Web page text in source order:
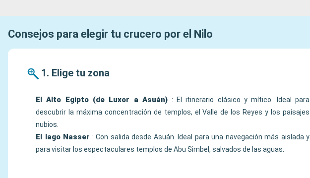
Consejos para elegir tu crucero por el Nilo
1. Elige tu zona
El Alto Egipto (de Luxor a Asuán) : El itinerario clásico y mítico. Ideal para
descubrir la máxima concentración de templos, el Valle de los Reyes y los paisajes
nubios.
El lago Nasser : Con salida desde Asuán. Ideal para una navegación más aislada y
para visitar los espectaculares templos de Abu Simbel, salvados de las aguas.